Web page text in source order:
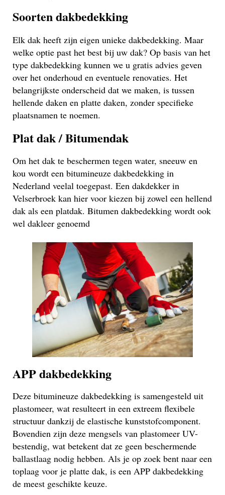
Soorten dakbedekking
Elk dak heeft zijn eigen unieke dakbedekking. Maar
welke optie past het best bij uw dak? Op basis van het
type dakbedekking kunnen we u gratis advies geven
over het onderhoud en eventuele renovaties. Het
belangrijkste onderscheid dat we maken, is tussen
hellende daken en platte daken, zonder specifieke
plaatsnamen te noemen.
Plat dak / Bitumendak
Om het dak te beschermen tegen water, sneeuw en
kou wordt een bitumineuze dakbedekking in
Nederland veelal toegepast. Een dakdekker in
Velserbroek kan hier voor kiezen bij zowel een hellend
dak als een platdak. Bitumen dakbedekking wordt ook
wel dakleer genoemd
APP dakbedekking
Deze bitumineuze dakbedekking is samengesteld uit
plastomeer, wat resulteert in een extreem flexibele
structuur dankzij de elastische kunststofcomponent.
Bovendien zijn deze mengsels van plastomeer UV-
bestendig, wat betekent dat ze geen beschermende
ballastlaag nodig hebben. Als je op zoek bent naar een
toplaag voor je platte dak, is een APP dakbedekking
de meest geschikte keuze.